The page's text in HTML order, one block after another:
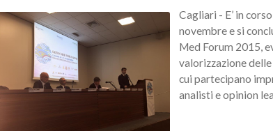
Cagliari - E’ in
novembre e si
Med Forum 2015,
valorizzazione
cui partecipano
analisti e opinion